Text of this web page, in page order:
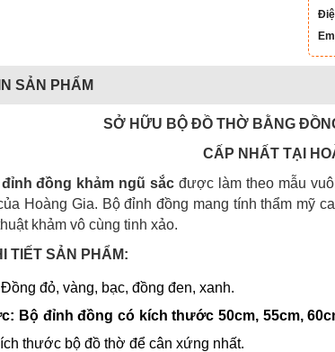
SẢN PHẨM
SỞ HỮU BỘ ĐỒ THỜ BẰNG
CẤP NHẤT TẠI
đỉnh đồng khảm ngũ sắc được làm theo mẫu
Hoàng Gia. Bộ đỉnh đồng mang tính thẩm mỹ
khảm vô cùng tinh xảo.
TIẾT SẢN PHẨM:
Đồng đỏ, vàng, bạc, đồng đen, xanh.
Bộ đỉnh đồng có kích thước 50cm, 55cm,
thước bộ đồ thờ để cân xứng nhất.